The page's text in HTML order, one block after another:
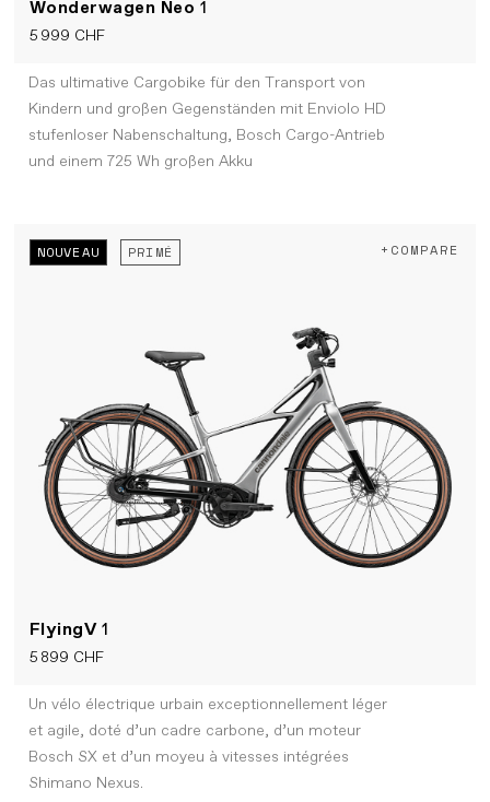
Wonderwagen Neo 1
5 999 CHF
Das ultimative Cargobike für den Transport von
Kindern und großen Gegenständen mit Enviolo HD
stufenloser Nabenschaltung, Bosch Cargo-Antrieb
und einem 725 Wh großen Akku
NOUVEAU PRIMÉ
FlyingV1
5 899 CHF
+COMPARE
Un vélo électrique urbain exceptionnellement léger
et agile, doté d’un cadre carbone, d’un moteur
Bosch SX et d’un moyeu à vitesses intégrées
Shimano Nexus.